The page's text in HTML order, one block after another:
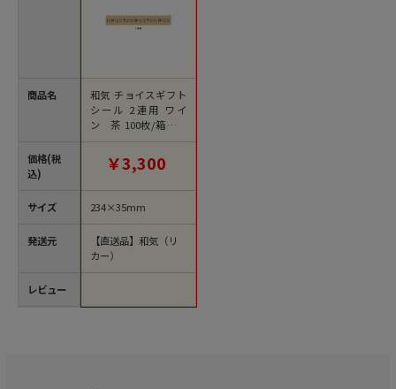
商品名
価格(税
込)
サイズ
発送元
レビュー
和気 チョイスギフト
シール 2連用 ワイ
ン 茶 100枚/箱（ご
注文単位1箱）【直送
￥3,300
234×35mm
【直送品】和気（リ
カー）